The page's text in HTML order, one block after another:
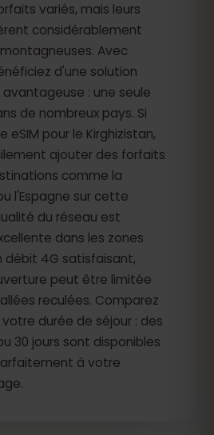
variés, mais leurs
considérablement
Avec
d'une solution
: une seule
de nombreux pays. Si
eSIM pour le Kirghizistan,
ajouter des forfaits
comme la
l'Espagne sur cette
du réseau est
dans les zones
débit 4G satisfaisant,
peut être limitée
reculées. Comparez
durée de séjour : des
30 jours sont disponibles
à votre